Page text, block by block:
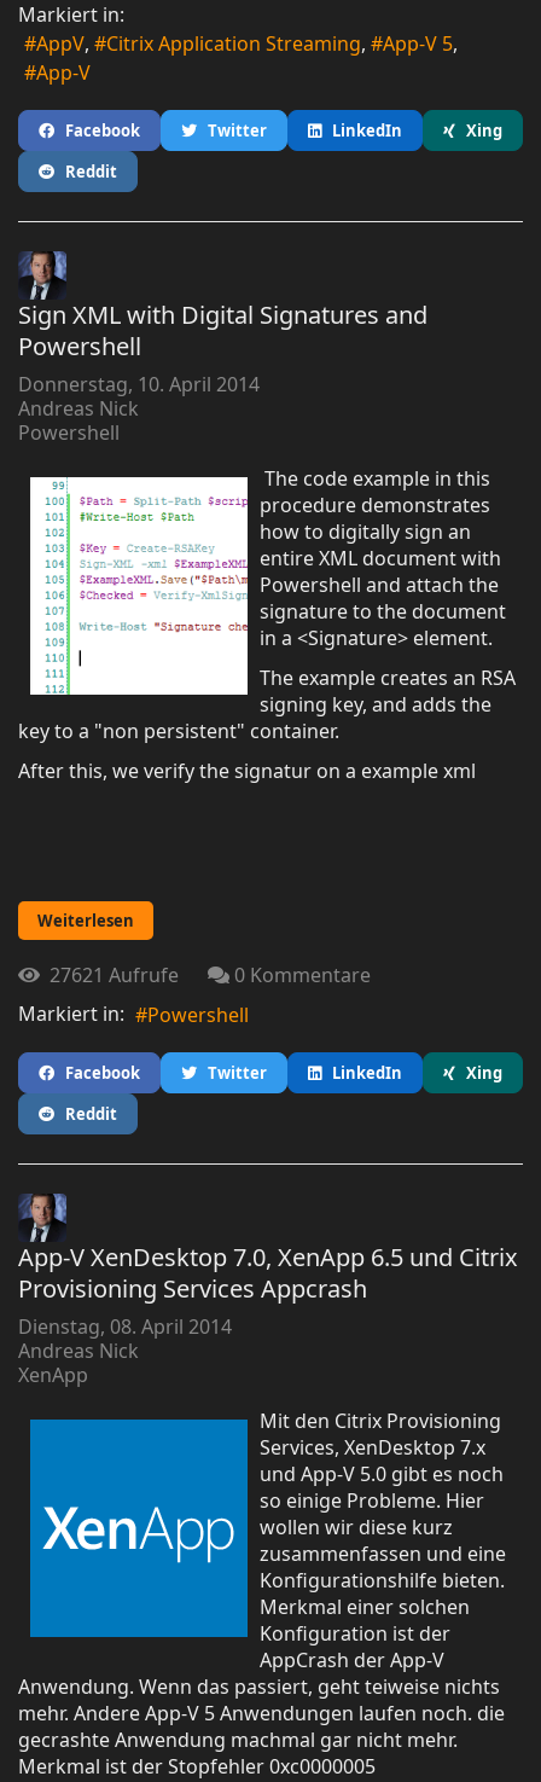
Markiert in:
AppV
Citrix Application Streaming
App-V 5
App-V
Facebook Twitter LinkedIn
Xing
Reddit
Sign XML with Digital Signatures and
Powershell
Donnerstag, 10. April 2014
Andreas Nick
Powershell
The code example in this
procedure demonstrates
how to digitally sign an
entire XML document with
Powershell and attach the
signature to the document
in a <Signature> element.
The example creates an RSA
signing key, and adds the
key to a "non persistent" container.
After this, we verify the signatur on a example xml
Weiterlesen
27621 Aufrufe
0 Kommentare
Markiert in:
Powershell
Facebook Twitter LinkedIn
Xing
Reddit
App-V XenDesktop 7.0, XenApp 6.5 und Citrix
Provisioning Services Appcrash
Dienstag, 08. April 2014
Andreas Nick
XenApp
Mit den Citrix Provisioning
Services, XenDesktop 7.x
und App-V 5.0 gibt es noch
so einige Probleme. Hier
wollen wir diese kurz
zusammenfassen und eine
Konfigurationshilfe bieten.
Merkmal einer solchen
Konfiguration ist der
AppCrash der App-V
Anwendung. Wenn das passiert, geht teiweise nichts
mehr. Andere App-V 5 Anwendungen laufen noch. die
gecrashte Anwendung machmal gar nicht mehr.
Merkmal ist der Stopfehler 0xc0000005